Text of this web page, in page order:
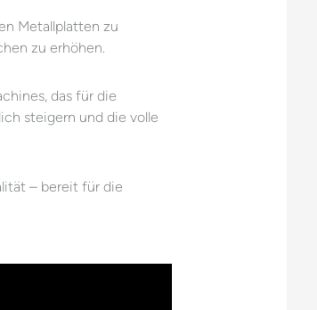
Metallplatten zu
zu erhöhen.
das für die
steigern und die volle
– bereit für die